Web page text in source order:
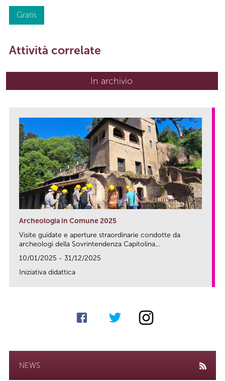
Gratis
Attività correlate
In archivio
Archeologia in Comune 2025
Visite guidate e aperture straordinarie condotte da
archeologi della Sovrintendenza Capitolina...
10/01/2025 - 31/12/2025
Iniziativa didattica
NEWS